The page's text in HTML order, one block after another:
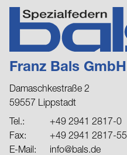
Franz Bals GmbH
Damaschkestraße 2
59557 Lippstadt
Tel.:
+49 2941 2817-0
Fax:
+49 2941 2817-55
E-Mail:
info@bals.de